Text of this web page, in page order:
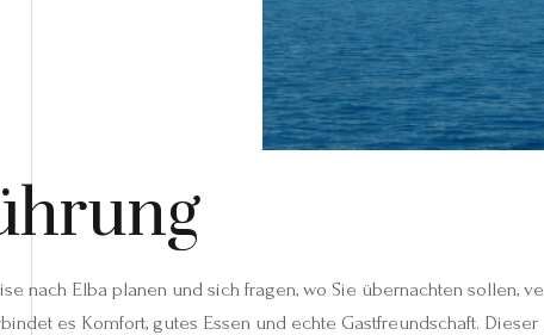
nach Elba planen und sich fragen, wo Sie übernachten sollen,
es Komfort, gutes Essen und echte Gastfreundschaft.